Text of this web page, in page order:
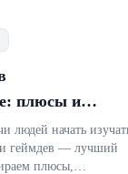
плюсы и
людей начать
геймдев — лучший
плюсы,